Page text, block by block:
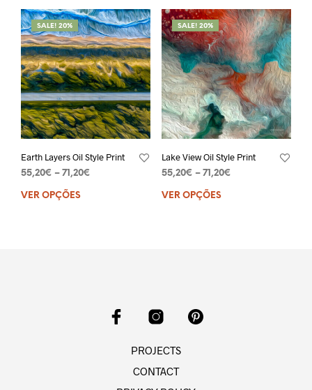
SALE! 20%
Earth Layers Oil Style Print
55,20€ – 71,20€
VER OPÇÕES
SALE! 20%
Lake View Oil Style Print
55,20€ – 71,20€
VER OPÇÕES
PROJECTS
CONTACT